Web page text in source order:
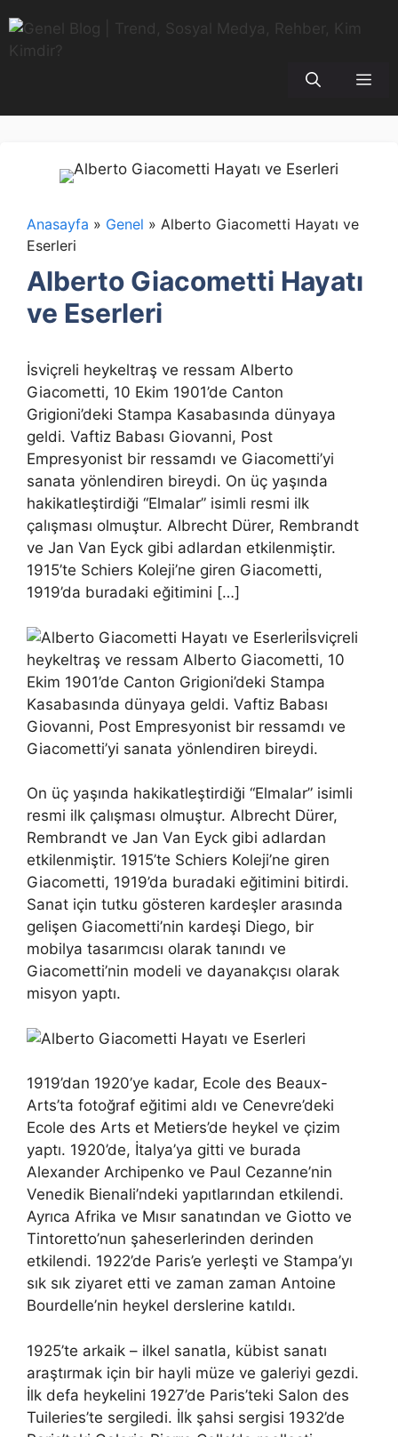
atla
Anasayfa » Genel » Alberto Giacometti Hayatı ve
Eserleri
Alberto Giacometti Hayatı
ve Eserleri
İsviçreli heykeltraş ve ressam Alberto
Giacometti, 10 Ekim 1901’de Canton
Grigioni’deki Stampa Kasabasında dünyaya
geldi. Vaftiz Babası Giovanni, Post
Empresyonist bir ressamdı ve Giacometti’yi
sanata yönlendiren bireydi. On üç yaşında
hakikatleştirdiği “Elmalar” isimli resmi ilk
çalışması olmuştur. Albrecht Dürer, Rembrandt
ve Jan Van Eyck gibi adlardan etkilenmiştir.
1915’te Schiers Koleji’ne giren Giacometti,
1919’da buradaki eğitimini […]
İsviçreli
heykeltraş ve ressam Alberto Giacometti, 10
Ekim 1901’de Canton Grigioni’deki Stampa
Kasabasında dünyaya geldi. Vaftiz Babası
Giovanni, Post Empresyonist bir ressamdı ve
Giacometti’yi sanata yönlendiren bireydi.
On üç yaşında hakikatleştirdiği “Elmalar” isimli
resmi ilk çalışması olmuştur. Albrecht Dürer,
Rembrandt ve Jan Van Eyck gibi adlardan
etkilenmiştir. 1915’te Schiers Koleji’ne giren
Giacometti, 1919’da buradaki eğitimini bitirdi.
Sanat için tutku gösteren kardeşler arasında
gelişen Giacometti’nin kardeşi Diego, bir
mobilya tasarımcısı olarak tanındı ve
Giacometti’nin modeli ve dayanakçısı olarak
misyon yaptı.
1919’dan 1920’ye kadar, Ecole des Beaux-
Arts’ta fotoğraf eğitimi aldı ve Cenevre’deki
Ecole des Arts et Metiers’de heykel ve çizim
yaptı. 1920’de, İtalya’ya gitti ve burada
Alexander Archipenko ve Paul Cezanne’nin
Venedik Bienali’ndeki yapıtlarından etkilendi.
Ayrıca Afrika ve Mısır sanatından ve Giotto ve
Tintoretto’nun şaheserlerinden derinden
etkilendi. 1922’de Paris’e yerleşti ve Stampa’yı
sık sık ziyaret etti ve zaman zaman Antoine
Bourdelle’nin heykel derslerine katıldı.
1925’te arkaik – ilkel sanatla, kübist sanatı
araştırmak için bir hayli müze ve galeriyi gezdi.
İlk defa heykelini 1927’de Paris’teki Salon des
Tuileries’te sergiledi. İlk şahsi sergisi 1932’de